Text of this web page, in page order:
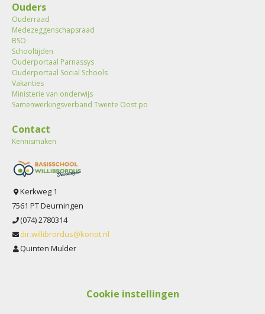
Ouders
Ouderraad
Medezeggenschapsraad
BSO
Schooltijden
Ouderportaal Parnassys
Ouderportaal Social Schools
Vakanties
Ministerie van onderwijs
Samenwerkingsverband Twente Oost po
Contact
Kennismaken
Kerkweg 1
7561 PT Deurningen
(074) 2780314
dir.willibrordus@konot.nl
Quinten Mulder
Cookie instellingen